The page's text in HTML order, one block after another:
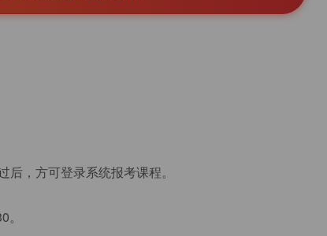
，方可登录系统报考课程。